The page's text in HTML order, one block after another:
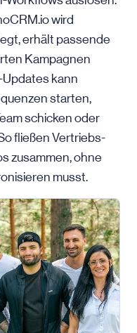
wird
erhält passende
Kampagnen
Updates kann
starten,
schicken oder
fließen Vertriebs-
zusammen, ohne
musst.